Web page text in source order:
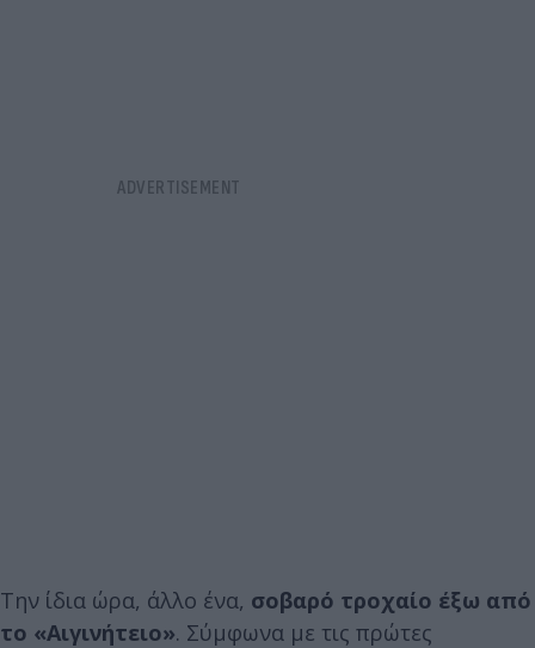
Την ίδια ώρα, άλλο ένα, σοβαρό τροχαίο έξω από
το «Αιγινήτειο». Σύμφωνα με τις πρώτες